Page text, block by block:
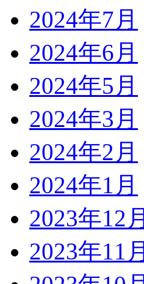
2024年7月
2024年6月
2024年5月
2024年3月
2024年2月
2024年1月
2023年12月
2023年11月